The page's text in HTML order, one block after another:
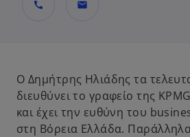
call mail
Ο Δημήτρης Ηλιάδης τα
διευθύνει το γραφείο της
και έχει την ευθύνη του
στη Βόρεια Ελλάδα.